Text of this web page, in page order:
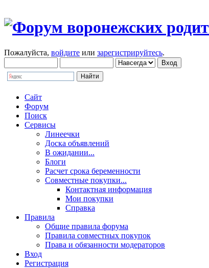
Пожалуйста, войдите или зарегистрируйтесь.
Сайт
Форум
Поиск
Сервисы
Линеечки
Доска объявлений
В ожидании...
Блоги
Расчет срока беременности
Совместные покупки...
Контактная информация
Мои покупки
Справка
Правила
Общие правила форума
Правила совместных покупок
Права и обязанности модераторов
Вход
Регистрация